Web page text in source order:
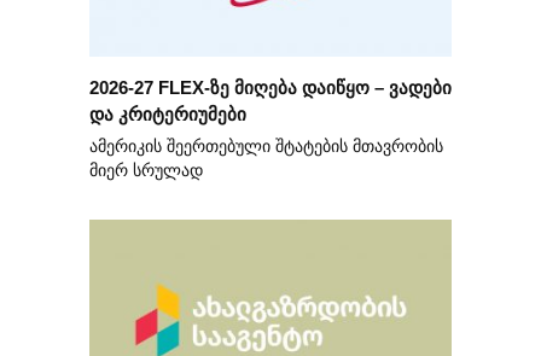
2026-27 FLEX-ზე მიღება დაიწყო – ვადები
და კრიტერიუმები
ამერიკის შეერთებული შტატების მთავრობის
მიერ სრულად